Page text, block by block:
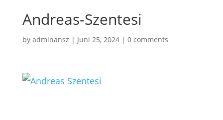
Andreas-Szentesi
by adminansz | Juni 25, 2024| 0 comments